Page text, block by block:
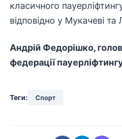
класичного
відповідно у Мукачеві та
Андрій Федорішко,
федерації
Теги: Спорт